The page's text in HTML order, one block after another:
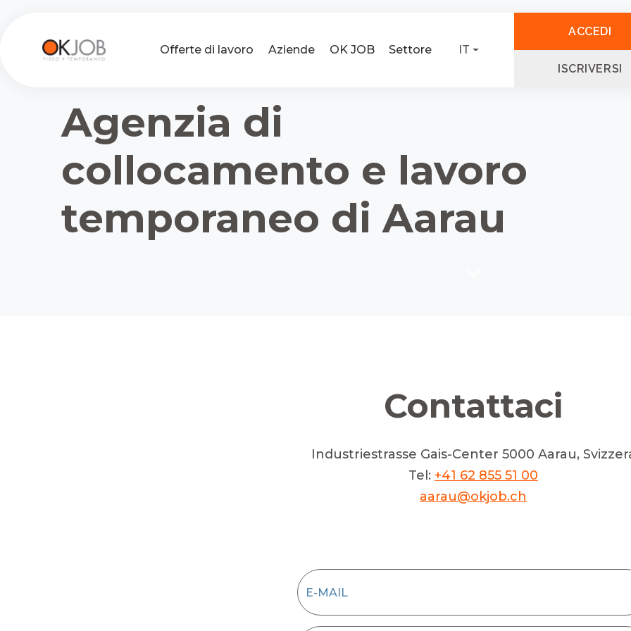
Offerte di lavoro Aziende OK JOB Settore IT
ACCEDI
ISCRIVERSI
Agenzia di
collocamento e lavoro
temporaneo di Aarau
Contattaci
Industriestrasse Gais-Center 5000 Aarau,
Tel: +41 62 855 51 00
aarau@okjob.ch